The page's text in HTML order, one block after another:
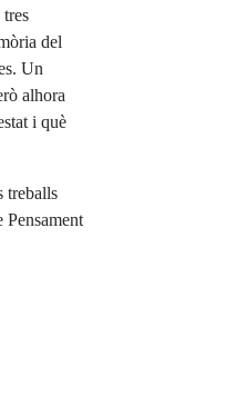
del
Un
alhora
i què
treballs
Pensament